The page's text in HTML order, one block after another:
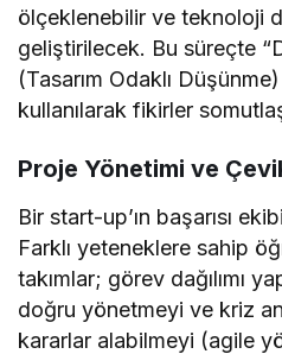
ölçeklenebilir ve teknoloji
geliştirilecek. Bu süreçte
(Tasarım Odaklı
kullanılarak fikirler
Proje Yönetimi ve
Bir start-up’ın başarısı
Farklı yeteneklere sahip
takımlar; görev dağılımı
doğru yönetmeyi ve kriz
kararlar alabilmeyi (agile